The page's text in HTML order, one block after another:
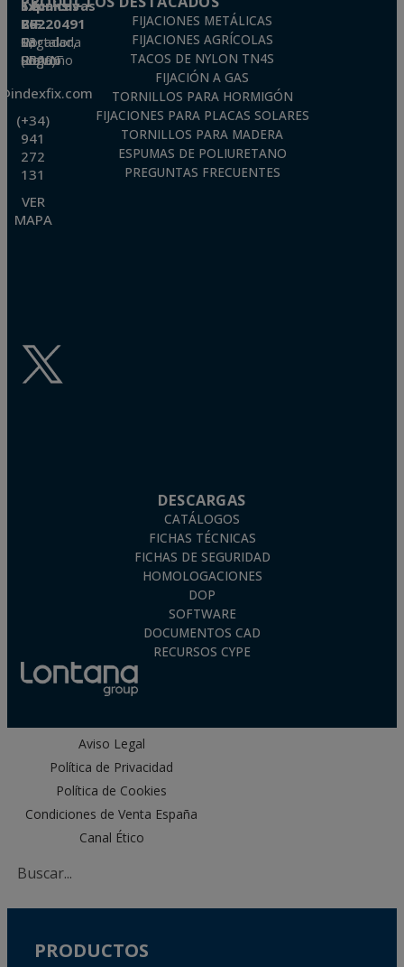
Técnicas Expansivas S.L.
CIF: B-26220491
P. I. La Portalada II, C/ Segador, 13
26006 · Logroño (La Rioja) · SPAIN
(+34)
941
272
131
VER
MAPA
FIJACIONES METÁLICAS
FIJACIONES AGRÍCOLAS
TACOS DE NYLON TN4S
FIJACIÓN A GAS
TORNILLOS PARA HORMIGÓN
FIJACIONES PARA PLACAS SOLARES
TORNILLOS PARA MADERA
ESPUMAS DE POLIURETANO
PREGUNTAS FRECUENTES
DESCARGAS
CATÁLOGOS
FICHAS TÉCNICAS
FICHAS DE SEGURIDAD
HOMOLOGACIONES
DOP
SOFTWARE
DOCUMENTOS CAD
RECURSOS CYPE
Aviso Legal
Política de Privacidad
Política de Cookies
Condiciones de Venta España
Canal Ético
PRODUCTOS